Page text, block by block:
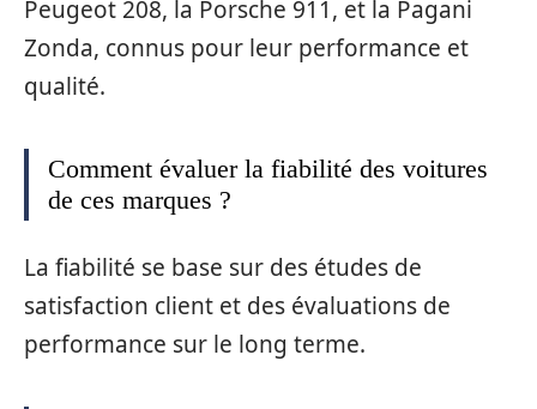
Peugeot 208, la Porsche 911, et la Pagani
Zonda, connus pour leur performance et
qualité.
Comment évaluer la fiabilité des voitures
de ces marques ?
La fiabilité se base sur des études de
satisfaction client et des évaluations de
performance sur le long terme.